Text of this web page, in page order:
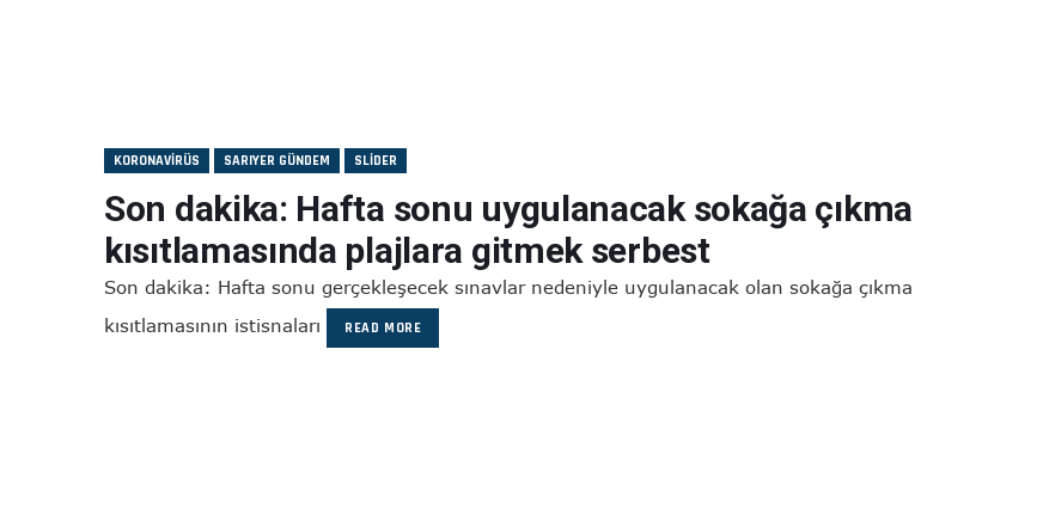
KORONAVIRÜS SARIYER GÜNDEM SLIDER
Son dakika: Hafta sonu uygulanacak sokağa çıkma
kısıtlamasında plajlara gitmek serbest
Son dakika: Hafta sonu gerçekleşecek sınavlar nedeniyle uygulanacak olan sokağa çıkma
kısıtlamasının istisnaları
READ MORE